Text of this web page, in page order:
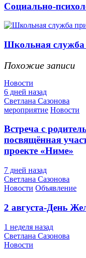
Социально-
Школьная служба
Похожие записи
Новости
6 дней назад
Светлана Сазонова
мероприятие Новости
Встреча с
посвящённая
проекте «Ниме»
7 дней назад
Светлана Сазонова
Новости Объявление
2 августа-День
1 неделя назад
Светлана Сазонова
Новости